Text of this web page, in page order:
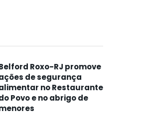
Roxo-RJ promove
de segurança
no Restaurante
Povo e no abrigo de